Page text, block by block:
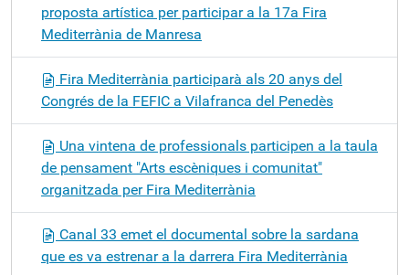
proposta artística per participar a la 17a Fira
Mediterrània de Manresa
Fira Mediterrània participarà als 20 anys del
Congrés de la FEFIC a Vilafranca del Penedès
Una vintena de professionals participen a la taula
de pensament "Arts escèniques i comunitat"
organitzada per Fira Mediterrània
Canal 33 emet el documental sobre la sardana
que es va estrenar a la darrera Fira Mediterrània